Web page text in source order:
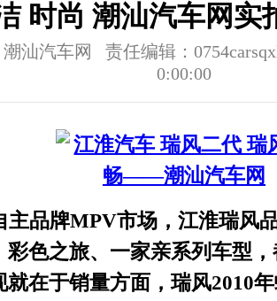
时尚 潮汕汽车网实
汕汽车网 责任编辑：
0:00:00
品牌MPV市场，江淮瑞风
彩色之旅、一家亲系列车型
就在于销量方面，瑞风2010